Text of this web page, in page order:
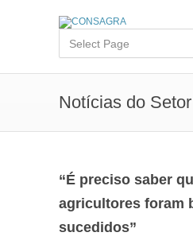
Notícias do Setor
“É preciso saber
agricultores foram
sucedidos”